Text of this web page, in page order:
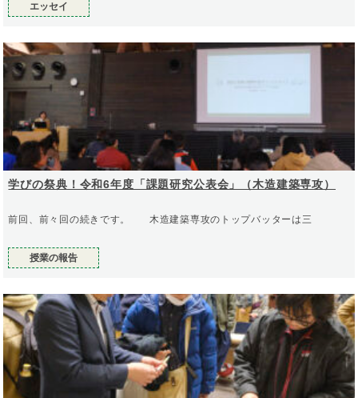
エッセイ
学びの祭典！令和6年度「課題研究公表会」（木造建築専攻）
前回、前々回の続きです。 木造建築専攻のトップバッターは三
授業の報告